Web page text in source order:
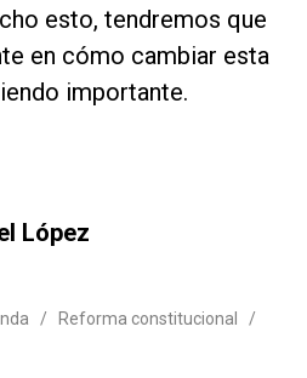
esto, tendremos que
en cómo cambiar esta
importante.
López
/ Reforma constitucional
/